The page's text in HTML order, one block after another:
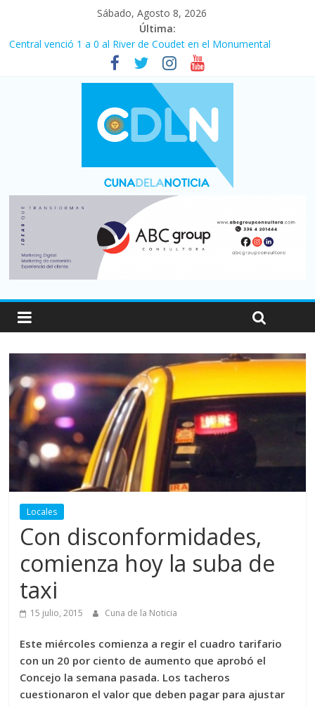
Sábado, Agosto 8, 2026
Última:
Central venció 1 a 0 al River de Coudet en el Monumental
La morosidad alcanzó su nivel más alto en dos décadas y ya
afecta a 400 mil deudores en Santa Fe
Desde que asumió Milei cerraron 41.000 kioscos: el sector
denuncia crisis como en 2001
Vacaciones de invierno con más movimiento y consumo
turístico: 4,6 millones de personas viajaron por el país, un 5,9%
Fuerte caída de la venta de autos usados en julio: bajó un 12,6%
Locales
Con disconformidades,
comienza hoy la suba de
taxi
15 julio, 2015 Cuna de la Noticia
Este miércoles comienza a regir el cuadro tarifario
con un 20 por ciento de aumento que aprobó el
Concejo la semana pasada. Los tacheros
cuestionaron el valor que deben pagar para ajustar